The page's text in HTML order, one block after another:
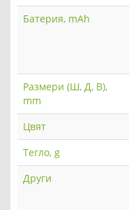
Батерия, mAh
Размери (Ш, Д, В),
mm
Цвят
Тегло, g
Други